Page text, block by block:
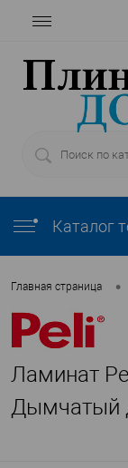
Каталог
Главная страница •
Ламинат
Дымчатый